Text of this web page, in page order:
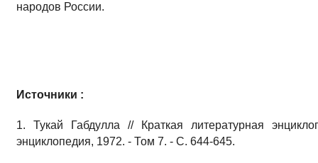
народов России.
Источники :
1. Тукай Габдулла // Краткая литературная
энциклопедия, 1972. - Том 7. - С. 644-645.